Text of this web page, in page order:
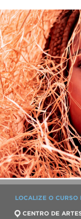
LOCALIZE O CURSO
CENTRO DE